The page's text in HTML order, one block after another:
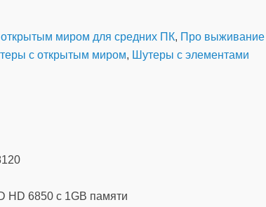
миром для средних ПК, Про выживание
с открытым миром, Шутеры с элементами
HD 6850 с 1GB памяти